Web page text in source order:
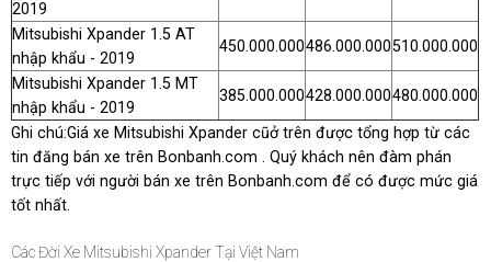
2019
Mitsubishi Xpander 1.5 AT
nhập khẩu - 2019
450.000.000486.000.000510.000.000
Mitsubishi Xpander 1.5 MT
nhập khẩu - 2019
385.000.000428.000.000480.000.000
Ghi chú:Giá xe Mitsubishi Xpander cũở trên được tổng hợp từ các
tin đăng bán xe trên Bonbanh.com . Quý khách nên đàm phán
trực tiếp với người bán xe trên Bonbanh.com để có được mức giá
tốt nhất.
Các Đời Xe Mitsubishi Xpander Tại Việt Nam